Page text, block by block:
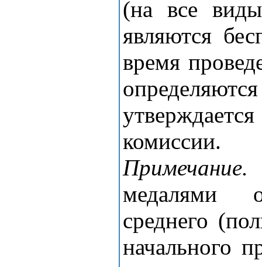
(на все
являются
время
комиссии.
Примечание.
медалями
среднего
начального